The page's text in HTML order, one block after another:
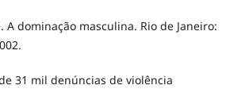
A dominação masculina. Rio de Janeiro:
31 mil denúncias de violência